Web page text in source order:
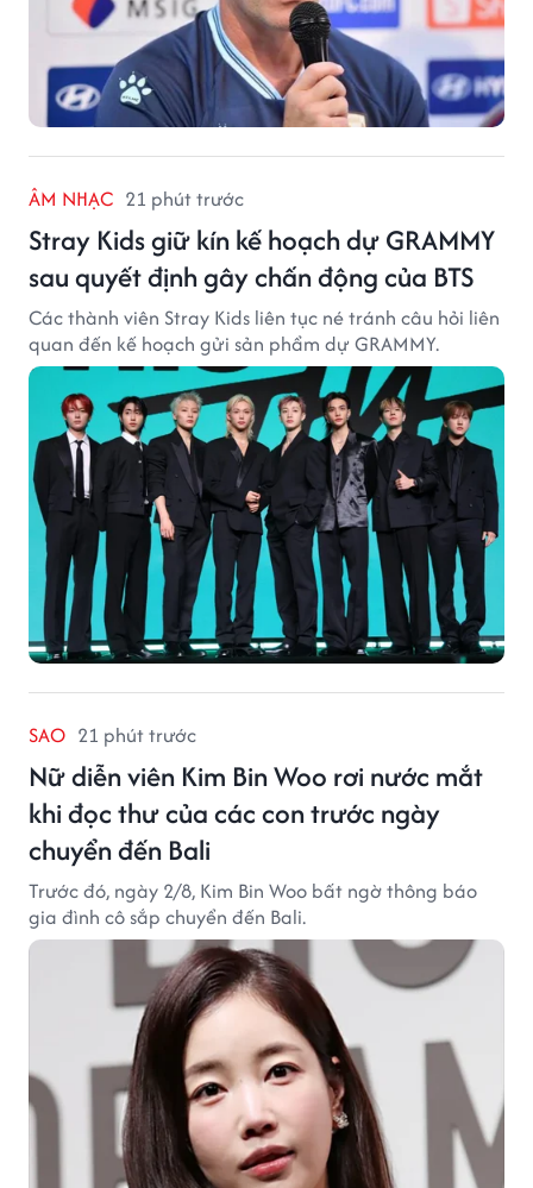
ÂM NHẠC 21 phút trước
Stray Kids giữ kín kế hoạch dự GRAMMY
sau quyết định gây chấn động của BTS
Các thành viên Stray Kids liên tục né tránh câu hỏi liên
quan đến kế hoạch gửi sản phẩm dự GRAMMY.
SAO 21 phút trước
Nữ diễn viên Kim Bin Woo rơi nước mắt
khi đọc thư của các con trước ngày
chuyển đến Bali
Trước đó, ngày 2/8, Kim Bin Woo bất ngờ thông báo
gia đình cô sắp chuyển đến Bali.